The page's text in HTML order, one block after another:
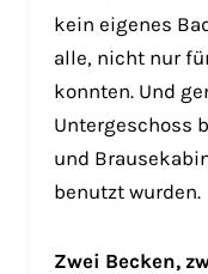
kein eigenes
alle, nicht nur
konnten. Und
Untergeschoss
und
benutzt wurden.
Zwei Becken,